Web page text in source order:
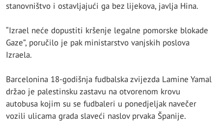
stanovništvo i ostavljajući ga bez lijekova, javlja Hina.
“Izrael neće dopustiti kršenje legalne pomorske blokade
Gaze”, poručilo je pak ministarstvo vanjskih poslova
Izraela.
Barcelonina 18-godišnja fudbalska zvijezda Lamine Yamal
držao je palestinsku zastavu na otvorenom krovu
autobusa kojim su se fudbaleri u ponedjeljak navečer
vozili ulicama grada slaveći naslov prvaka Španije.